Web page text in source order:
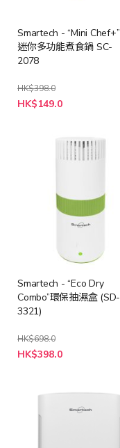
Smartech - “Mini Chef+”
迷你多功能煮食鍋 SC-
2078
HK$398.0
特
殊
HK$149.0
Smartech - “Eco Dry
Combo”環保抽濕盒 (SD-
3321)
HK$698.0
特
殊
HK$398.0